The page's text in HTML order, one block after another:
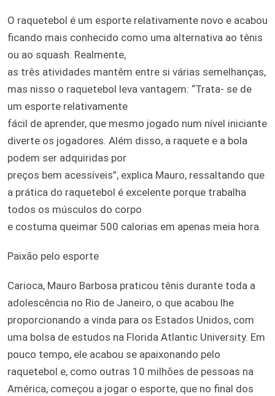
O raquetebol é um esporte relativamente novo e acabou
ficando mais conhecido como uma alternativa ao tênis
ou ao squash. Realmente,
as três atividades mantêm entre si várias semelhanças,
mas nisso o raquetebol leva vantagem: “Trata- se de
um esporte relativamente
fácil de aprender, que mesmo jogado num nível iniciante
diverte os jogadores. Além disso, a raquete e a bola
podem ser adquiridas por
preços bem acessíveis”, explica Mauro, ressaltando que
a prática do raquetebol é excelente porque trabalha
todos os músculos do corpo
e costuma queimar 500 calorias em apenas meia hora.
Paixão pelo esporte
Carioca, Mauro Barbosa praticou tênis durante toda a
adolescência no Rio de Janeiro, o que acabou lhe
proporcionando a vinda para os Estados Unidos, com
uma bolsa de estudos na Florida Atlantic University. Em
pouco tempo, ele acabou se apaixonando pelo
raquetebol e, como outras 10 milhões de pessoas na
América, começou a jogar o esporte, que no final dos